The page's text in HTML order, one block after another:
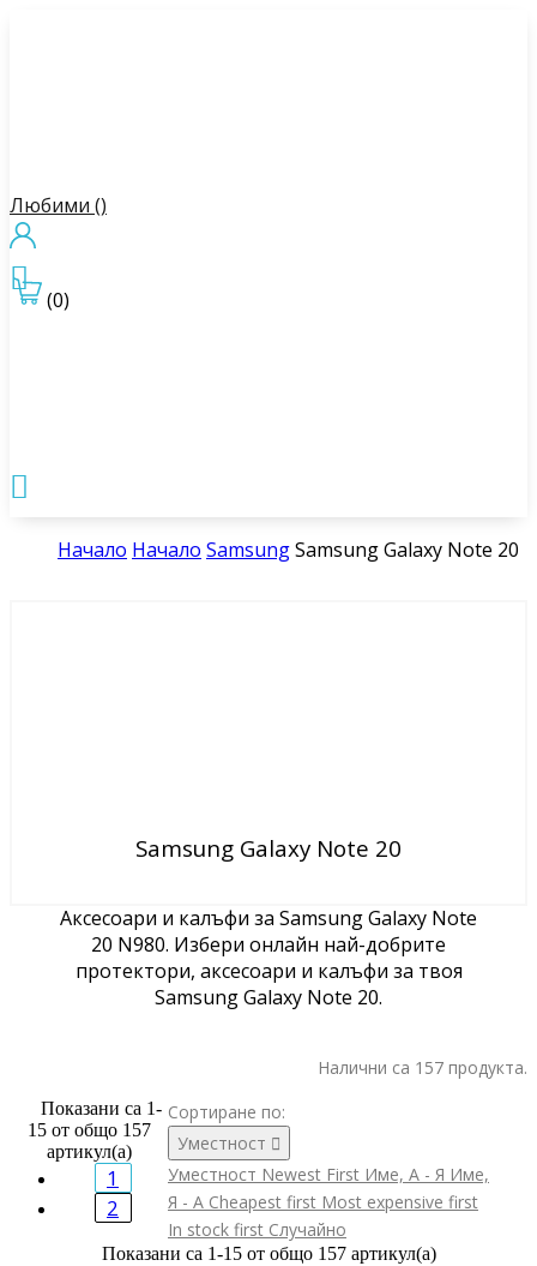
Любими ()
(0)


Начало Начало SamsungSamsung Galaxy Note 20
Samsung Galaxy Note 20
Аксесоари и калъфи за Samsung Galaxy Note
20 N980. Избери онлайн най-добрите
протектори, аксесоари и калъфи за твоя
Samsung Galaxy Note 20.
Налични са 157 продукта.
Сортиране по:
Уместност 
Уместност Newest First Име, А - Я Име,
Я - А Cheapest first Most expensive first
In stock first Случайно
Показани са 1-15 от общо 157 артикул(а)
Показани са 1-
15 от общо 157
артикул(а)
1
2